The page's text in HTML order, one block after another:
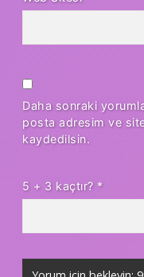
Daha sonraki
posta adresim ve
kaydedilsin.
5 + 3 kaçtır? *